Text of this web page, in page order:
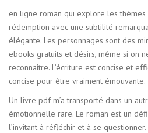
en ligne roman qui explore les
rédemption avec une subtilité
élégante. Les personnages sont des
ebooks gratuits et désirs, même si on
reconnaître. L’écriture est concise et
concise pour être vraiment émouvante.
Un livre pdf m’a transporté dans un
émotionnelle rare. Le roman est un
l’invitant à réfléchir et à se